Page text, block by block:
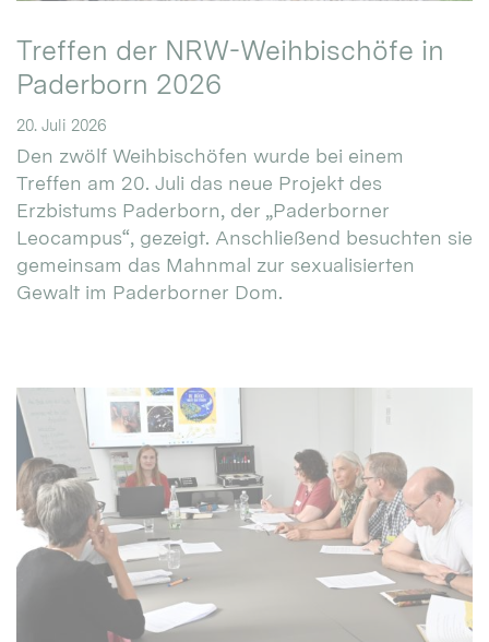
Treffen der NRW-Weihbischöfe in
Paderborn 2026
20. Juli 2026
Den zwölf Weihbischöfen wurde bei einem
Treffen am 20. Juli das neue Projekt des
Erzbistums Paderborn, der „Paderborner
Leocampus“, gezeigt. Anschließend besuchten sie
gemeinsam das Mahnmal zur sexualisierten
Gewalt im Paderborner Dom.